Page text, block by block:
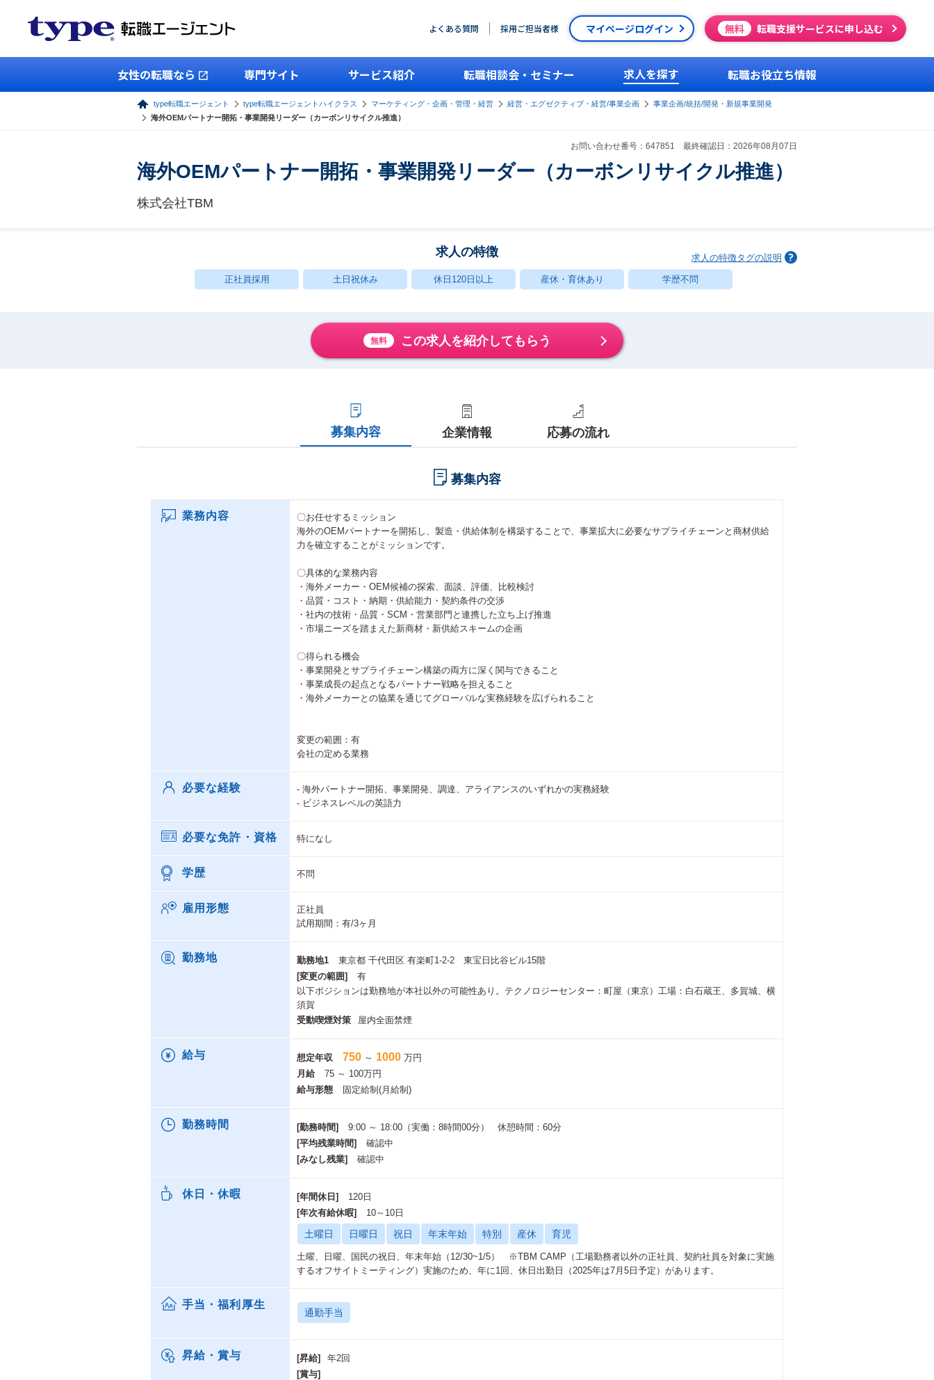
よくある質問 採用ご担当者様 マイページログイン 無料 転職支援サービスに申し込む
女性の転職なら 専門サイト サービス紹介 転職相談会・セミナー 求人を探す 転職お役立ち情報
type転職エージェント type転職エージェントハイクラス マーケティング・企画・管理・経営 経営・エグゼクティブ・経営/事業企画
事業企画/統括/開発・新規事業開発
海外OEMパートナー開拓・事業開発リーダー（カーボンリサイクル推進）
お問い合わせ番号：647851 最終確認日：2026年08月07日
海外OEMパートナー開拓・事業開発リーダー（カーボンリサイクル推進）
株式会社TBM
求人の特徴 求人の特徴タグの説明
正社員採用 土日祝休み 休日120日以上 産休・育休あり 学歴不問
無料 この求人を紹介してもらう
募集内容 企業情報 応募の流れ
募集内容
業務内容
〇お任せするミッション
海外のOEMパートナーを開拓し、製造・供給体制を構築することで、事業拡大に必要なサプライチェーンと商材供給
力を確立することがミッションです。
〇具体的な業務内容
・海外メーカー・OEM候補の探索、面談、評価、比較検討
・品質・コスト・納期・供給能力・契約条件の交渉
・社内の技術・品質・SCM・営業部門と連携した立ち上げ推進
・市場ニーズを踏まえた新商材・新供給スキームの企画
〇得られる機会
・事業開発とサプライチェーン構築の両方に深く関与できること
・事業成長の起点となるパートナー戦略を担えること
・海外メーカーとの協業を通じてグローバルな実務経験を広げられること
変更の範囲：有
会社の定める業務
必要な経験
- 海外パートナー開拓、事業開発、調達、アライアンスのいずれかの実務経験
- ビジネスレベルの英語力
必要な免許・資格 特になし
学歴 不問
雇用形態
正社員
試用期間：有/3ヶ月
勤務地 勤務地1
東京都 千代田区 有楽町1-2-2 東宝日比谷ビル15階
[変更の範囲]
有
以下ポジションは勤務地が本社以外の可能性あり。テクノロジーセンター：町屋（東京）工場：白石蔵王、多賀城、横
須賀
受動喫煙対策
屋内全面禁煙
給与 想定年収 750 ～ 1000 万円
月給
75 ～ 100万円
給与形態
固定給制(月給制)
勤務時間 [勤務時間]
9:00 ～ 18:00（実働：8時間00分） 休憩時間：60分
[平均残業時間]
確認中
[みなし残業]
確認中
休日・休暇 [年間休日]
120日
[年次有給休暇]
10～10日
土曜日 日曜日 祝日 年末年始 特別 産休 育児
土曜、日曜、国民の祝日、年末年始（12/30~1/5） ※TBM CAMP（工場勤務者以外の正社員、契約社員を対象に実施
するオフサイトミーティング）実施のため、年に1回、休日出勤日（2025年は7月5日予定）があります。
手当・福利厚生
通勤手当
昇給・賞与 [昇給]
年2回
[賞与]